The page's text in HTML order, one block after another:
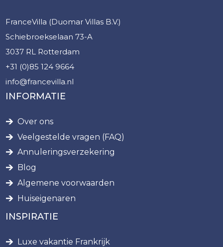
FranceVilla (Duomar Villas B.V.)
Schiebroekselaan 73-A
3037 RL Rotterdam
+31 (0)85 124 9664
info@francevilla.nl
INFORMATIE
Over ons
Veelgestelde vragen (FAQ)
Annuleringsverzekering
Blog
Algemene voorwaarden
Huiseigenaren
INSPIRATIE
Luxe vakantie Frankrijk